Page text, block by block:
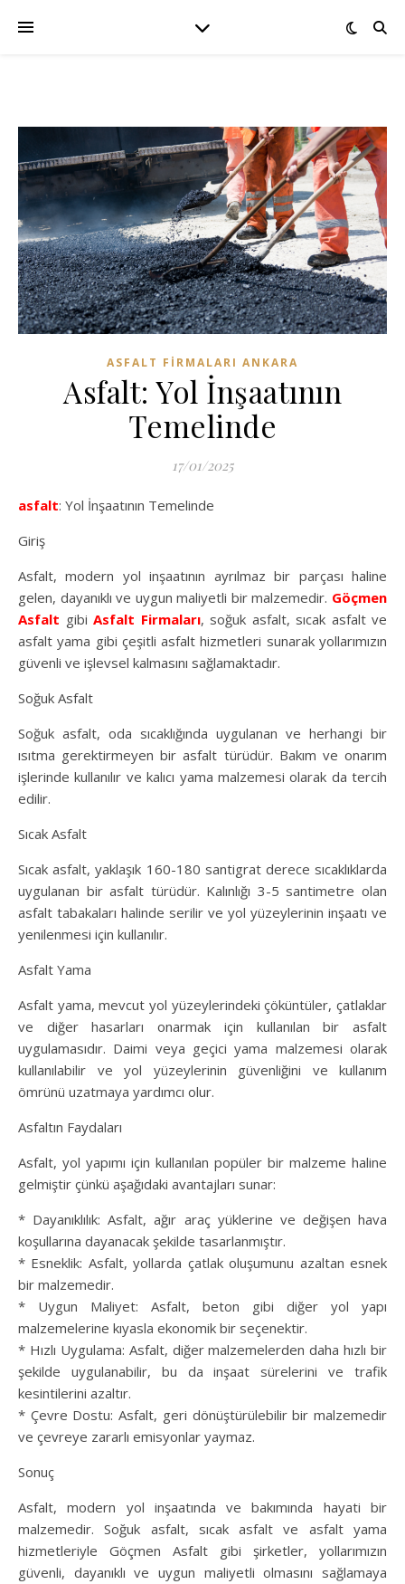
ASFALT FIRMALARI ANKARA
Asfalt: Yol İnşaatının
Temelinde
17/01/2025
asfalt: Yol İnşaatının Temelinde
Giriş
Asfalt, modern yol inşaatının ayrılmaz bir parçası haline
gelen, dayanıklı ve uygun maliyetli bir malzemedir. Göçmen
Asfalt gibi Asfalt Firmaları, soğuk asfalt, sıcak asfalt ve
asfalt yama gibi çeşitli asfalt hizmetleri sunarak yollarımızın
güvenli ve işlevsel kalmasını sağlamaktadır.
Soğuk Asfalt
Soğuk asfalt, oda sıcaklığında uygulanan ve herhangi bir
ısıtma gerektirmeyen bir asfalt türüdür. Bakım ve onarım
işlerinde kullanılır ve kalıcı yama malzemesi olarak da tercih
edilir.
Sıcak Asfalt
Sıcak asfalt, yaklaşık 160-180 santigrat derece sıcaklıklarda
uygulanan bir asfalt türüdür. Kalınlığı 3-5 santimetre olan
asfalt tabakaları halinde serilir ve yol yüzeylerinin inşaatı ve
yenilenmesi için kullanılır.
Asfalt Yama
Asfalt yama, mevcut yol yüzeylerindeki çöküntüler, çatlaklar
ve diğer hasarları onarmak için kullanılan bir asfalt
uygulamasıdır. Daimi veya geçici yama malzemesi olarak
kullanılabilir ve yol yüzeylerinin güvenliğini ve kullanım
ömrünü uzatmaya yardımcı olur.
Asfaltın Faydaları
Asfalt, yol yapımı için kullanılan popüler bir malzeme haline
gelmiştir çünkü aşağıdaki avantajları sunar:
* Dayanıklılık: Asfalt, ağır araç yüklerine ve değişen hava
koşullarına dayanacak şekilde tasarlanmıştır.
* Esneklik: Asfalt, yollarda çatlak oluşumunu azaltan esnek
bir malzemedir.
* Uygun Maliyet: Asfalt, beton gibi diğer yol yapı
malzemelerine kıyasla ekonomik bir seçenektir.
* Hızlı Uygulama: Asfalt, diğer malzemelerden daha hızlı bir
şekilde uygulanabilir, bu da inşaat sürelerini ve trafik
kesintilerini azaltır.
* Çevre Dostu: Asfalt, geri dönüştürülebilir bir malzemedir
ve çevreye zararlı emisyonlar yaymaz.
Sonuç
Asfalt, modern yol inşaatında ve bakımında hayati bir
malzemedir. Soğuk asfalt, sıcak asfalt ve asfalt yama
hizmetleriyle Göçmen Asfalt gibi şirketler, yollarımızın
güvenli, dayanıklı ve uygun maliyetli olmasını sağlamaya